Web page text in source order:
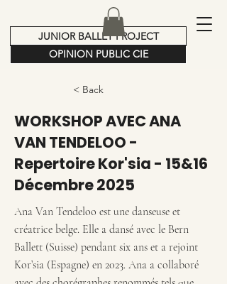
OPINION PUBLIC CIE
JUNIOR BALLET PROJECT
< Back
WORKSHOP AVEC ANA
VAN TENDELOO -
Repertoire Kor'sia - 15&16
Décembre 2025
Ana Van Tendeloo est une danseuse et
créatrice belge. Elle a dansé avec le Bern
Ballett (Suisse) pendant six ans et a rejoint
Kor’sia (Espagne) en 2023. Ana a collaboré